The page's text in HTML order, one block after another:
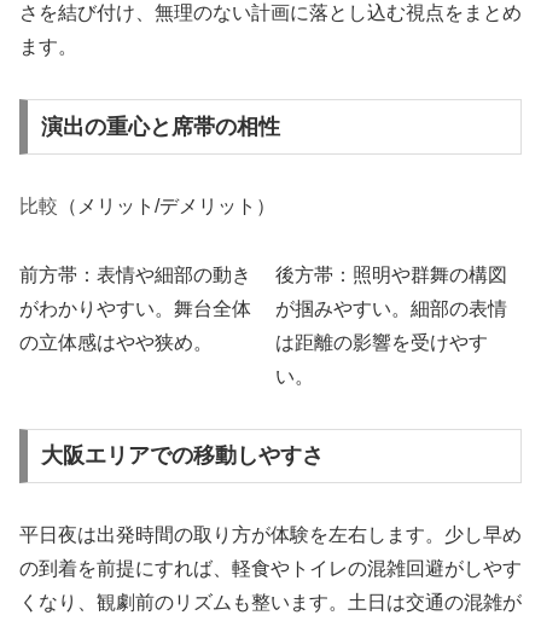
さを結び付け、無理のない計画に落とし込む視点をまとめ
ます。
演出の重心と席帯の相性
比較 （メリット/デメリット）
前方帯：表情や細部の動き
がわかりやすい。舞台全体
の立体感はやや狭め。
後方帯：照明や群舞の構図
が掴みやすい。細部の表情
は距離の影響を受けやす
い。
大阪エリアでの移動しやすさ
平日夜は出発時間の取り方が体験を左右します。少し早め
の到着を前提にすれば、軽食やトイレの混雑回避がしやす
くなり、観劇前のリズムも整います。土日は交通の混雑が